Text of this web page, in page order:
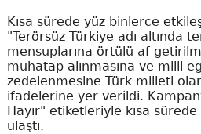
Kısa sürede yüz binlerce
"Terörsüz Türkiye adı altında
mensuplarına örtülü af
muhatap alınmasına ve milli
zedelenmesine Türk milleti
ifadelerine yer verildi.
Hayır" etiketleriyle kısa
ulaştı.